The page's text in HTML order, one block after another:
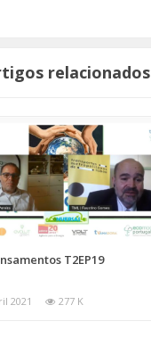
relacionados
T2EP19
2021 277 K